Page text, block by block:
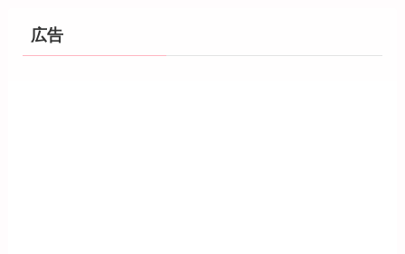
広告